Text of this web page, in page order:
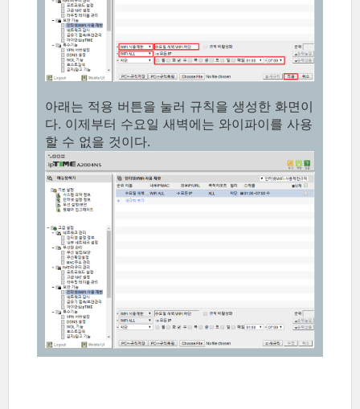
아래는 적용 버튼을 눌러 규칙을 생성한 화면이
다. 이제부터 수요일 새벽에는 와이파이를 사용
할 수 없을 것이다.